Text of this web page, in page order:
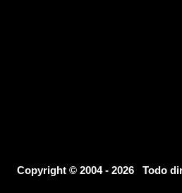
Copyright © 2004 - 2026 Todo